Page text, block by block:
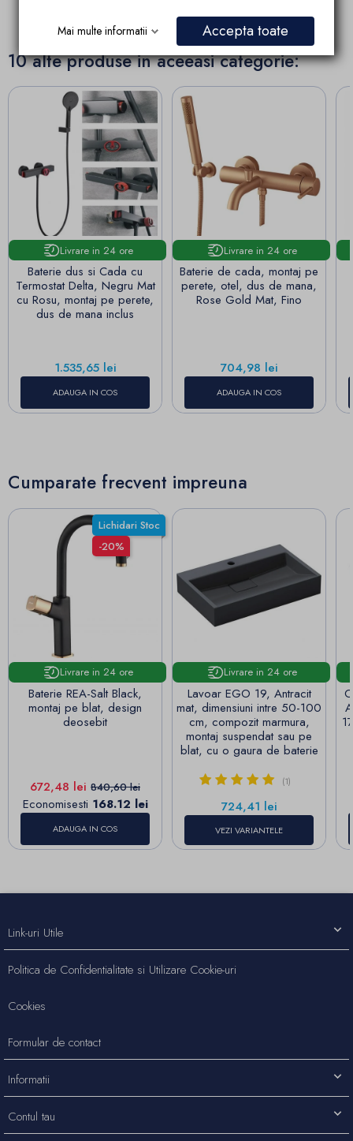
10 alte produse in aceeasi categorie:
Livrare in 24 ore
Baterie dus si Cada cu
Termostat Delta, Negru Mat
cu Rosu, montaj pe perete,
dus de mana inclus
Pret
1.535,65 lei
ADAUGA IN COS
Livrare in 24 ore
Baterie de cada, montaj pe
perete, otel, dus de mana,
Rose Gold Mat, Fino
Pret
704,98 lei
ADAUGA IN COS
Cumparate frecvent impreuna
Lichidari Stoc
-20%
Livrare in 24 ore
Baterie REA-Salt Black,
montaj pe blat, design
deosebit
Pret
672,48 lei Pret de baza
840,60 lei
Economisesti 168.12 lei
ADAUGA IN COS
Livrare in 24 ore
Lavoar EGO 19, Antracit
mat, dimensiuni intre 50-100
cm, compozit marmura,
montaj suspendat sau pe
blat, cu o gaura de baterie
(1)
Pret
724,41 lei
VEZI VARIANTELE
Link-uri Utile
Politica de Confidentialitate si Utilizare Cookie-uri
Cookies
Formular de contact
Informatii
Contul tau
Mai multe informatii Accepta toate